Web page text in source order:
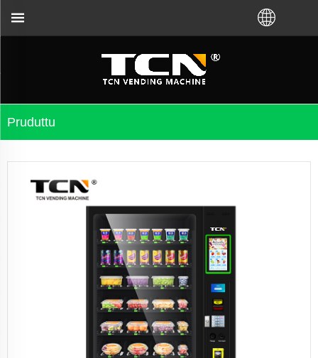
Pruduttu
VM da a fabbrica TCN o da u